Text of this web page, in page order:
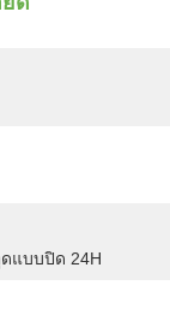
แบบปิด 24H